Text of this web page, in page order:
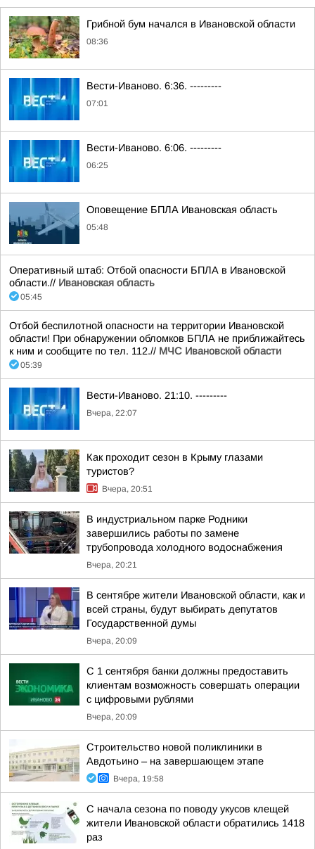
Грибной бум начался в Ивановской области
08:36
Вести-Иваново. 6:36. ---------
07:01
Вести-Иваново. 6:06. ---------
06:25
Оповещение БПЛА Ивановская область
05:48
Оперативный штаб: Отбой опасности БПЛА в Ивановской
области.// Ивановская область
05:45
Отбой беспилотной опасности на территории Ивановской
области! При обнаружении обломков БПЛА не приближайтесь
к ним и сообщите по тел. 112.// МЧС Ивановской области
05:39
Вести-Иваново. 21:10. ---------
Вчера, 22:07
Как проходит сезон в Крыму глазами
туристов?
Вчера, 20:51
В индустриальном парке Родники
завершились работы по замене
трубопровода холодного водоснабжения
Вчера, 20:21
В сентябре жители Ивановской области, как и
всей страны, будут выбирать депутатов
Государственной думы
Вчера, 20:09
С 1 сентября банки должны предоставить
клиентам возможность совершать операции
с цифровыми рублями
Вчера, 20:09
Строительство новой поликлиники в
Авдотьино – на завершающем этапе
Вчера, 19:58
С начала сезона по поводу укусов клещей
жители Ивановской области обратились 1418
раз